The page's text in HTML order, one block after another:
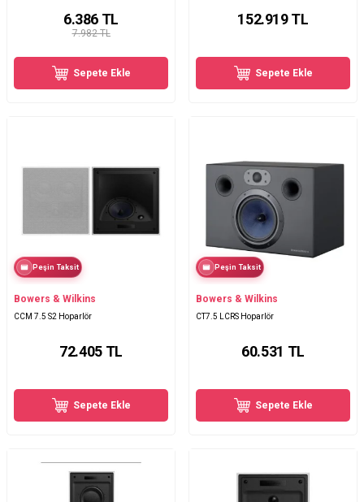
7.982 TL
6.386 TL
Sepete Ekle
152.919TL
Sepete Ekle
Peşin Taksit
Bowers & Wilkins
CCM 7.5 S2 Hoparlör
72.405TL
Sepete Ekle
Peşin Taksit
Bowers & Wilkins
CT7.5 LCRS Hoparlör
60.531 TL
Sepete Ekle